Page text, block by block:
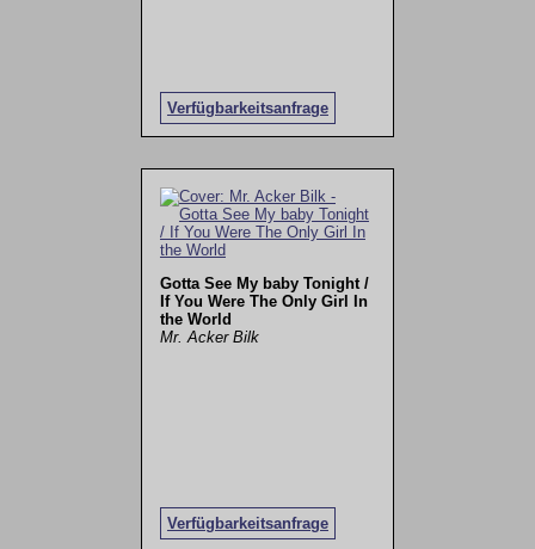
Verfügbarkeitsanfrage
Gotta See My baby Tonight /
If You Were The Only Girl In
the World
Mr. Acker Bilk
Verfügbarkeitsanfrage